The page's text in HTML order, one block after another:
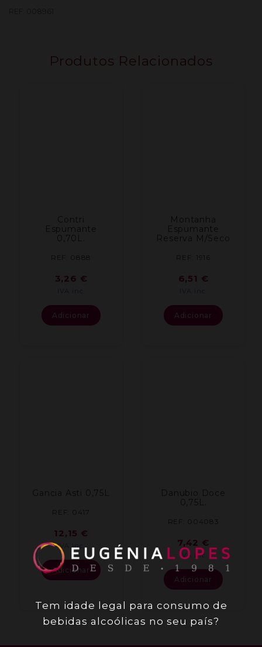
Produtos Relacionados
Contri
Espumante
0,70L.
REF: 0888
3,26 €
Adicionar
Montanha
Espumante
Reserva M/Seco
REF: 1916
6,51 €
Adicionar
Gancia Asti 0,75L
REF: 0417
12,15 €
IVA inc.
Adicionar
Danubio Doce
0,75L.
REF: 004083
7,42 €
IVA inc.
Adicionar
Tem idade legal para consumo de
bebidas alcoólicas no seu país?